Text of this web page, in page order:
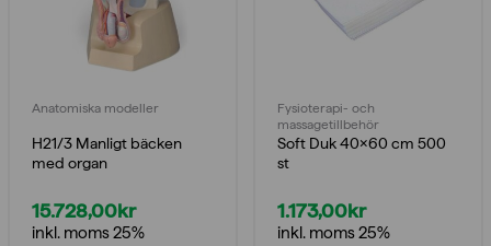
Anatomiska modeller
H21/3 Manligt bäcken
med organ
15.728,00kr
inkl. moms 25%
Fysioterapi- och
massagetillbehör
Soft Duk 40×60 cm 500
st
1.173,00kr
inkl. moms 25%